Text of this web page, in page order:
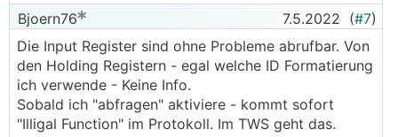
Bjoern76 7.5.2022 (#7)
Die Input Register sind ohne Probleme abrufbar. Von
den Holding Registern - egal welche ID Formatierung
ich verwende - Keine Info.
Sobald ich "abfragen" aktiviere - kommt sofort
"Illigal Function" im Protokoll. Im TWS geht das.